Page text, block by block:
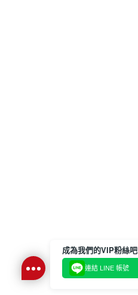
成為我們的VIP粉絲吧
連結 LINE 帳號